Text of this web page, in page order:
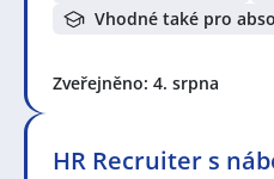
Vhodné také pro
Zveřejněno: 4. srpna
HR Recruiter s